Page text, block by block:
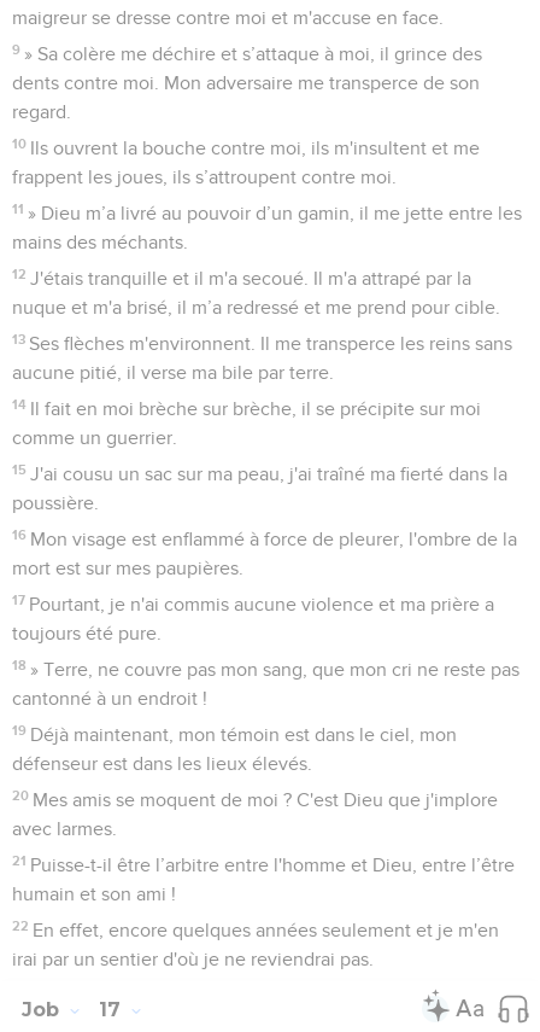
maigreur se dresse contre moi et m'accuse en face.
9 » Sa colère me déchire et s’attaque à moi, il grince des
dents contre moi. Mon adversaire me transperce de son
regard.
10 Ils ouvrent la bouche contre moi, ils m'insultent et me
frappent les joues, ils s’attroupent contre moi.
11 » Dieu m’a livré au pouvoir d’un gamin, il me jette entre les
mains des méchants.
12 J'étais tranquille et il m'a secoué. Il m'a attrapé par la
nuque et m'a brisé, il m’a redressé et me prend pour cible.
13 Ses flèches m'environnent. Il me transperce les reins sans
aucune pitié, il verse ma bile par terre.
14 Il fait en moi brèche sur brèche, il se précipite sur moi
comme un guerrier.
15 J'ai cousu un sac sur ma peau, j'ai traîné ma fierté dans la
poussière.
16 Mon visage est enflammé à force de pleurer, l'ombre de la
mort est sur mes paupières.
17 Pourtant, je n'ai commis aucune violence et ma prière a
toujours été pure.
18 » Terre, ne couvre pas mon sang, que mon cri ne reste pas
cantonné à un endroit !
19 Déjà maintenant, mon témoin est dans le ciel, mon
défenseur est dans les lieux élevés.
20 Mes amis se moquent de moi ? C'est Dieu que j'implore
avec larmes.
21 Puisse-t-il être l’arbitre entre l'homme et Dieu, entre l’être
humain et son ami !
22 En effet, encore quelques années seulement et je m'en
irai par un sentier d'où je ne reviendrai pas.
Job 17